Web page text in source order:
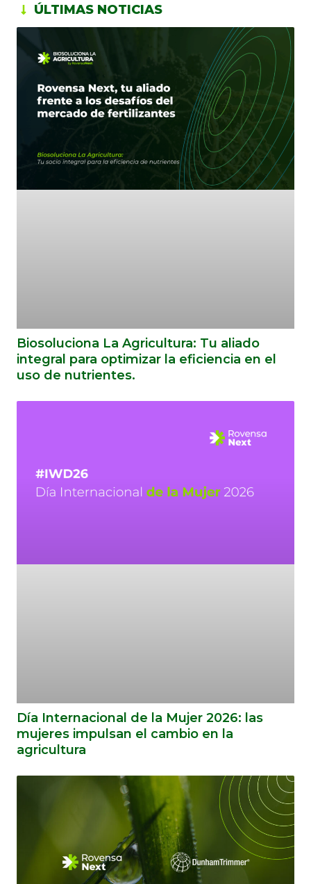
ÚLTIMAS NOTICIAS
Biosoluciona La Agricultura: Tu aliado
integral para optimizar la eficiencia en el
uso de nutrientes.
Día Internacional de la Mujer 2026: las
mujeres impulsan el cambio en la
agricultura